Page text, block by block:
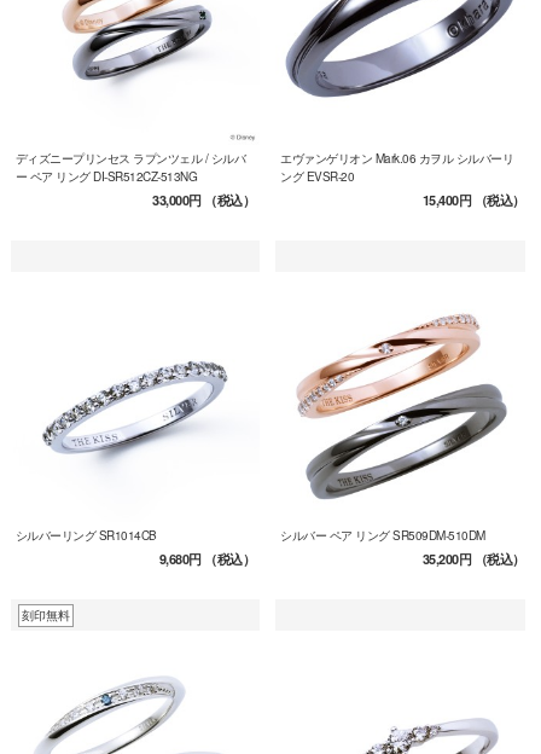
ディズニープリンセス ラプンツェル / シルバ
ー ペア リング DI-SR512CZ-513NG
33,000円（税込）
エヴァンゲリオン Mark.06 カヲル シルバーリ
ング EVSR-20
15,400円（税込）
シルバーリング SR1014CB
9,680円（税込）
シルバー ペア リング SR509DM-510DM
35,200円（税込）
刻印無料